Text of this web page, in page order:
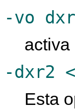
-vo
activa
-dxr2
Esta